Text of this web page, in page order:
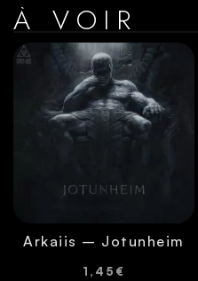
À VOIR
Arkaiis – Jotunheim
1,45 €